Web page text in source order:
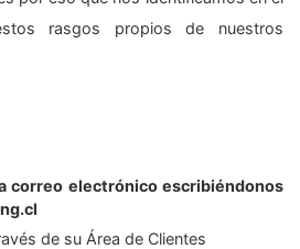
rasgos propios de nuestros
correo electrónico escribiéndonos
de su Área de Clientes